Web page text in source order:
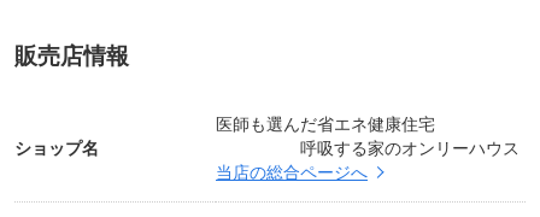
その理由は、エネルギーを一切使わず、自然の力
で、夏モードと冬モードに自動で切り替わる機能を
販売店情報
ショップ名
医師も選んだ省エネ健康住宅
呼吸する家のオンリーハウス
当店の総合ページへ